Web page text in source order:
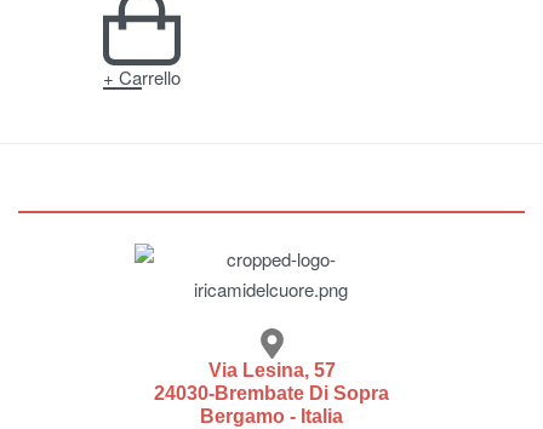
+ Carrello
Via Lesina, 57
24030-Brembate Di Sopra
Bergamo - Italia